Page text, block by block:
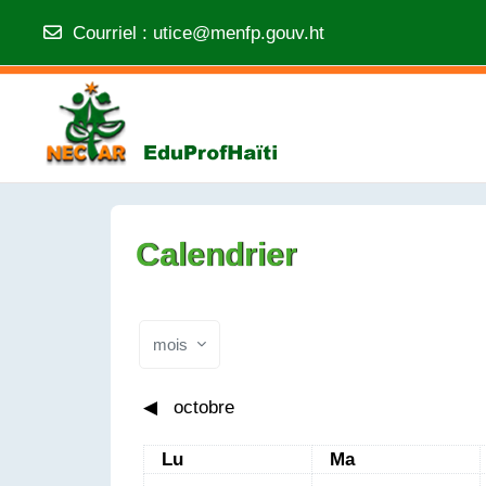
Passer au contenu principal
Courriel : utice@menfp.gouv.ht
Calendrier
mois
◀︎ octobre
Lundi
Lu Mardi
Ma